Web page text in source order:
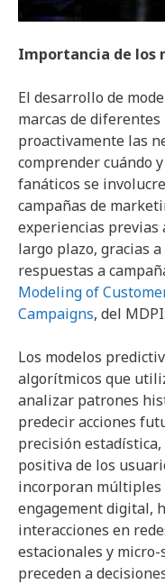
Importancia de los
El desarrollo de
marcas de
proactivamente las
comprender cuándo
fanáticos se
campañas de
experiencias previas
largo plazo, gracias
respuestas a
Modeling of
Campaigns, del MDPI.
Los modelos
algorítmicos que
analizar patrones
predecir acciones
precisión
positiva de los
incorporan múltiples
engagement digital,
interacciones en
estacionales y
preceden a